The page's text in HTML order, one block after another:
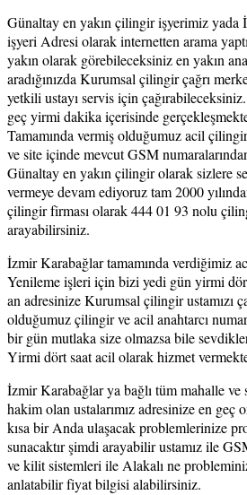
Günaltay en yakın çilingir işyerimiz yada
işyeri Adresi olarak internetten arama
yakın olarak görebileceksiniz en yakın
aradığınızda Kurumsal çilingir çağrı
yetkili ustayı servis için
geç yirmi dakika içerisinde
Tamamında vermiş olduğumuz acil
ve site içinde mevcut GSM
Günaltay en yakın çilingir olarak sizlere
vermeye devam ediyoruz tam 2000
çilingir firması olarak 444 01 93 nolu
arayabilirsiniz.
İzmir Karabağlar tamamında verdiğimiz
Yenileme işleri için bizi yedi gün yirmi
an adresinize Kurumsal çilingir ustamızı
olduğumuz çilingir ve acil anahtarcı
bir gün mutlaka size olmazsa bile
Yirmi dört saat acil olarak hizmet
İzmir Karabağlar ya bağlı tüm mahalle ve
hakim olan ustalarımız adresinize en
kısa bir Anda ulaşacak problemlerinize
sunacaktır şimdi arayabilir ustamız ile
ve kilit sistemleri ile Alakalı ne
anlatabilir fiyat bilgisi alabilirsiniz.